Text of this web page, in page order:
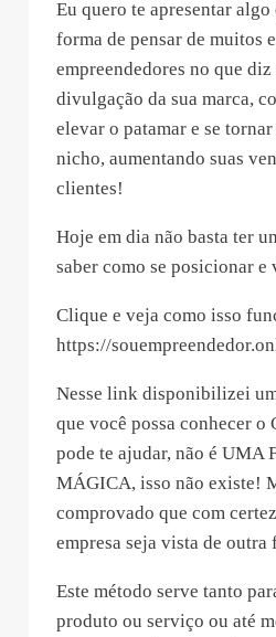
Eu quero te apresentar
forma de pensar de muitos
empreendedores no que
divulgação da sua marca,
elevar o patamar e se
nicho, aumentando suas
clientes!
Hoje em dia não basta ter
saber como se posicionar
Clique e veja como isso
https://
Nesse link disponibilizei
que você possa conhecer o
pode te ajudar, não é UMA
MÁGICA, isso não existe!
comprovado que com
empresa seja vista de
Este método serve tanto
produto ou serviço ou até